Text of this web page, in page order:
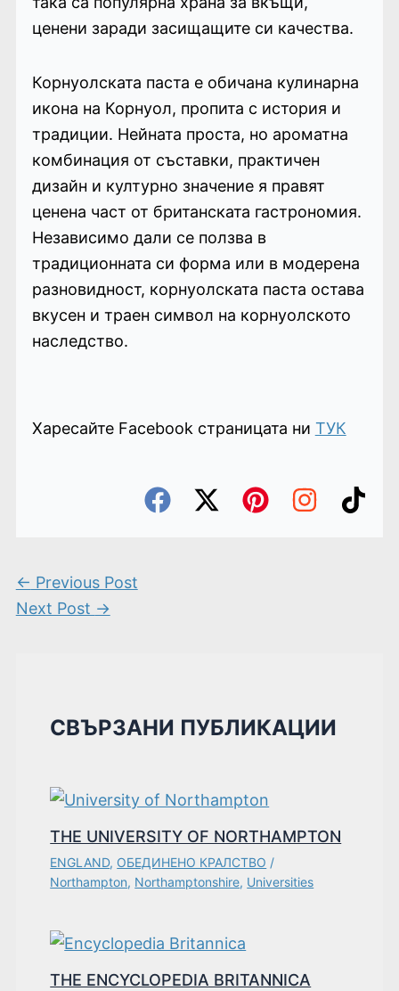
ценени заради засищащите си качества.
Корнуолската паста е обичана кулинарна
икона на Корнуол, пропита с история и
традиции. Нейната проста, но ароматна
комбинация от съставки, практичен
дизайн и културно значение я правят
ценена част от британската гастрономия.
Независимо дали се ползва в
традиционната си форма или в модерена
разновидност, корнуолската паста остава
вкусен и траен символ на корнуолското
наследство.
Харесайте Facebook страницата ни ТУК
← Previous Post
Next Post →
СВЪРЗАНИ ПУБЛИКАЦИИ
THE UNIVERSITY OF NORTHAMPTON
ENGLAND, ОБЕДИНЕНО КРАЛСТВО /
Northampton, Northamptonshire, Universities
THE ENCYCLOPEDIA BRITANNICA